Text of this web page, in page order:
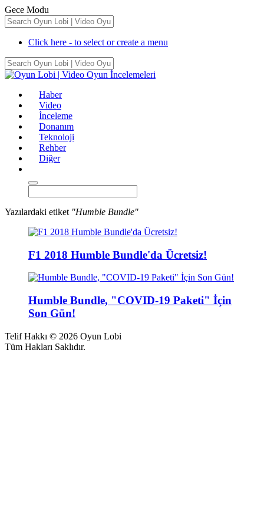
Gece Modu
Click here - to select or create a menu
Haber
Video
İnceleme
Donanım
Teknoloji
Rehber
Diğer
Yazılardaki etiket "Humble Bundle"
F1 2018 Humble Bundle'da Ücretsiz!
Humble Bundle, "COVID-19 Paketi" İçin
Son Gün!
Telif Hakkı © 2026 Oyun Lobi
Tüm Hakları Saklıdır.